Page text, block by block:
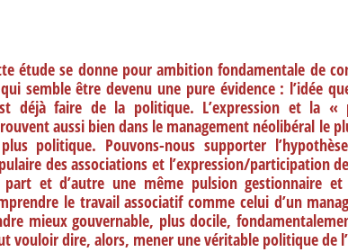
étude se donne pour ambition fondamentale de
semble être devenu une pure évidence : l’idée
déjà faire de la politique. L’expression et la
aussi bien dans le management néolibéral le
politique. Pouvons-nous supporter
des associations et l’expression/participation
et d’autre une même pulsion gestionnaire
le travail associatif comme celui d’un
mieux gouvernable, plus docile,
vouloir dire, alors, mener une véritable politique de